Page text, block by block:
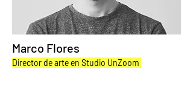
Marco Flores
Director de arte en Studio UnZoom